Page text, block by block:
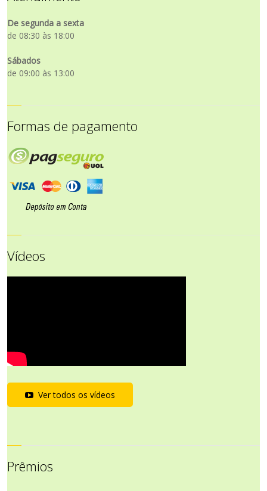
De segunda a sexta
de 08:30 às 18:00
Sábados
de 09:00 às 13:00
Formas de pagamento
Vídeos
Ver todos os vídeos
Prêmios